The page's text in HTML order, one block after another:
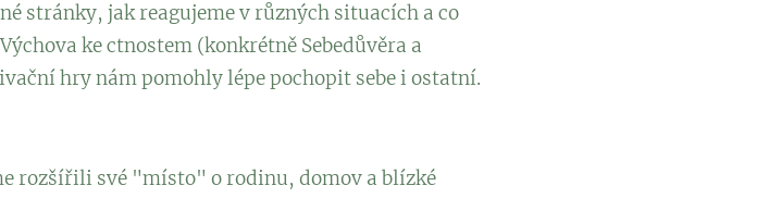
stránky, jak reagujeme v různých situacích a co
ke ctnostem (konkrétně Sebedůvěra a
hry nám pomohly lépe pochopit sebe i ostatní.
rozšířili své "místo" o rodinu, domov a blízké